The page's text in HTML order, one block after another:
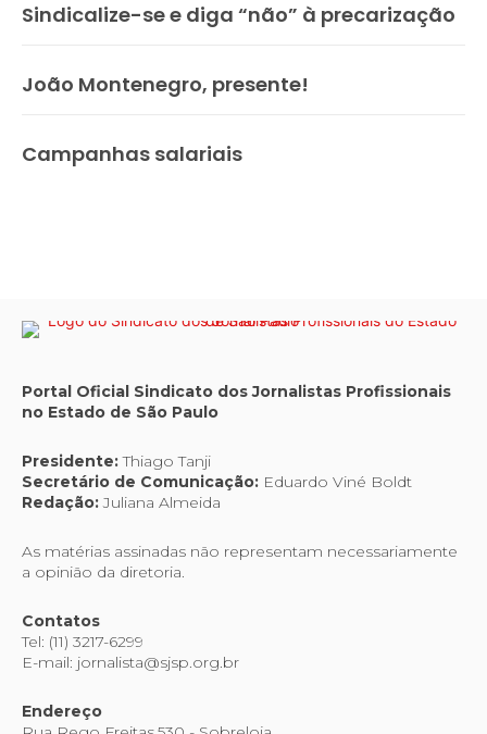
Sindicalize-se e diga “não” à precarização
João Montenegro, presente!
Campanhas salariais
Portal Oficial Sindicato dos Jornalistas Profissionais
no Estado de São Paulo
Presidente:Thiago Tanji
Secretário de Comunicação: Eduardo Viné Boldt
Redação:Juliana Almeida
As matérias assinadas não representam necessariamente
a opinião da diretoria.
Contatos
Tel: (11) 3217-6299
E-mail: jornalista@sjsp.org.br
Endereço